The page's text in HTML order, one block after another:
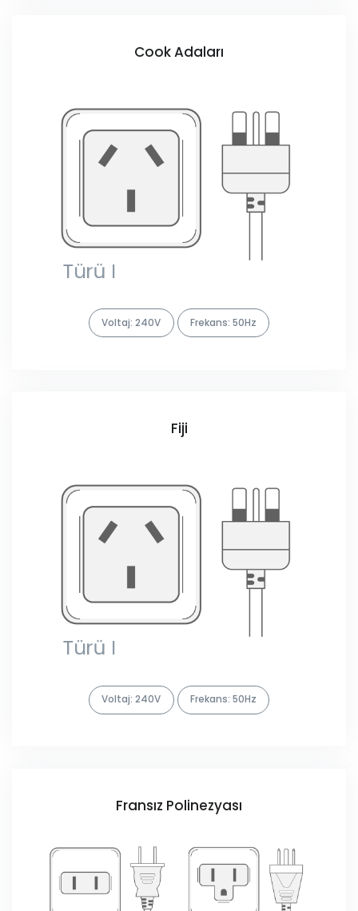
Cook Adaları
Voltaj: 240V Frekans: 50Hz
Fiji
Voltaj: 240V Frekans: 50Hz
Fransız Polinezyası